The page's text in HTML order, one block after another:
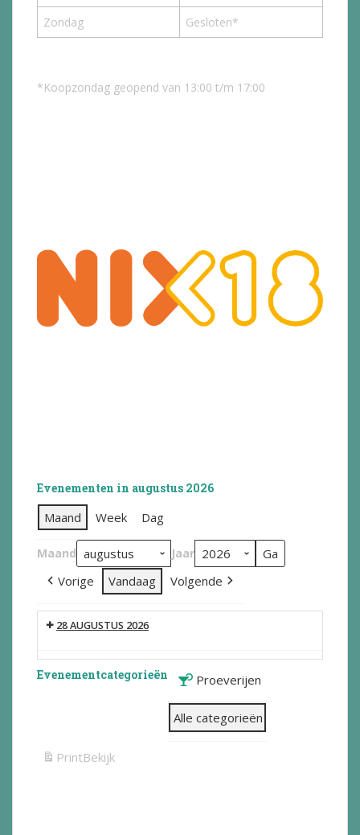
Zondag
Gesloten*
*Koopzondag geopend van 13:00 t/m 17:00
Evenementen in augustus 2026
Maand Week Dag
Maand Jaar
Vorige Vandaag Volgende
28 AUGUSTUS 2026
Evenementcategorieën Proeverijen
Alle categorieën
PrintBekijk